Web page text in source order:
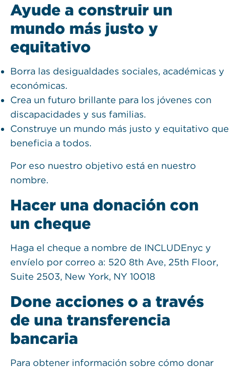
Ayude a construir un
mundo más justo y
equitativo
Borra las desigualdades sociales, académicas y
económicas.
Crea un futuro brillante para los jóvenes con
discapacidades y sus familias.
Construye un mundo más justo y equitativo que
beneficia a todos.
Por eso nuestro objetivo está en nuestro
nombre.
Hacer una donación con
un cheque
Haga el cheque a nombre de INCLUDEnyc y
envíelo por correo a: 520 8th Ave, 25th Floor,
Suite 2503, New York, NY 10018
Done acciones o a través
de una transferencia
bancaria
Para obtener información sobre cómo donar